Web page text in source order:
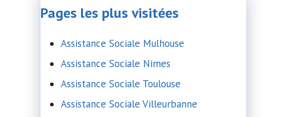
Pages les plus visitées
Assistance Sociale Mulhouse
Assistance Sociale Nimes
Assistance Sociale Toulouse
Assistance Sociale Villeurbanne